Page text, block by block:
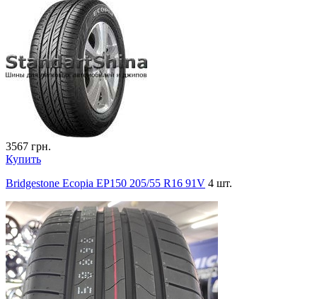
3567 грн.
Купить
Bridgestone Ecopia EP150 205/55 R16 91V 4 шт.